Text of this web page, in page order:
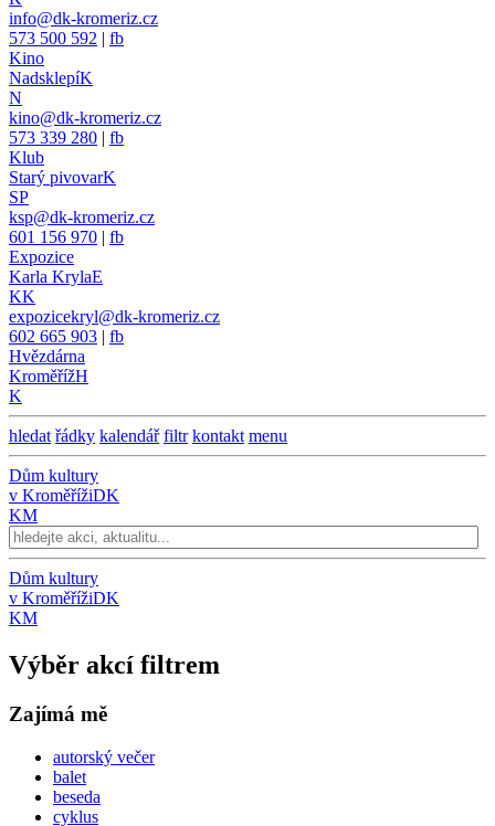
info@dk-kromeriz.cz
573 500 592 | fb
Kino
NadsklepíK
N
kino@dk-kromeriz.cz
573 339 280 | fb
Klub
Starý pivovarK
SP
ksp@dk-kromeriz.cz
601 156 970 | fb
Expozice
Karla KrylaE
KK
expozicekryl@dk-kromeriz.cz
602 665 903 | fb
Hvězdárna
KroměřížH
K
hledat řádky kalendář filtr kontakt menu
Dům kultury
v KroměřížiDK
KM
Dům kultury
v KroměřížiDK
KM
Výběr akcí filtrem
Zajímá mě
autorský večer
balet
beseda
cyklus